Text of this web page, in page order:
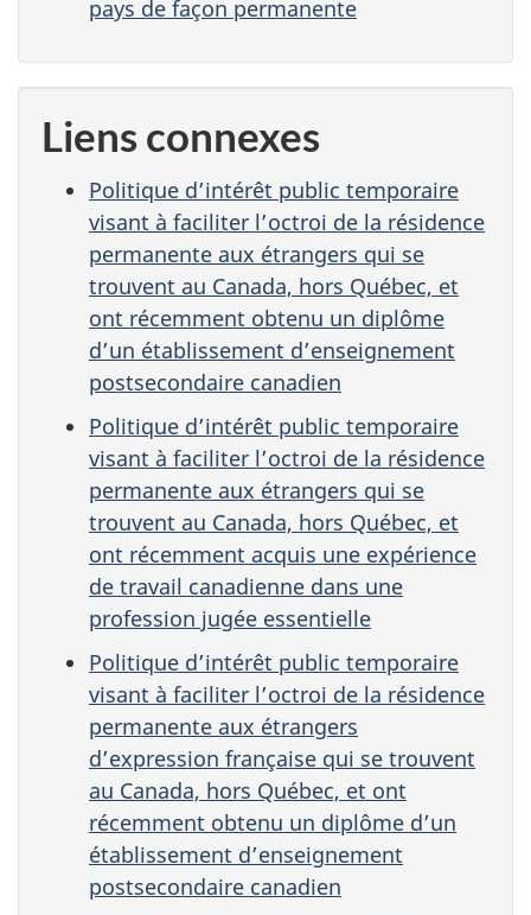
pays de façon permanente
Liens connexes
Politique d’intérêt public temporaire
visant à faciliter l’octroi de la résidence
permanente aux étrangers qui se
trouvent au Canada, hors Québec, et
ont récemment obtenu un diplôme
d’un établissement d’enseignement
postsecondaire canadien
Politique d’intérêt public temporaire
visant à faciliter l’octroi de la résidence
permanente aux étrangers qui se
trouvent au Canada, hors Québec, et
ont récemment acquis une expérience
de travail canadienne dans une
profession jugée essentielle
Politique d’intérêt public temporaire
visant à faciliter l’octroi de la résidence
permanente aux étrangers
d’expression française qui se trouvent
au Canada, hors Québec, et ont
récemment obtenu un diplôme d’un
établissement d’enseignement
postsecondaire canadien